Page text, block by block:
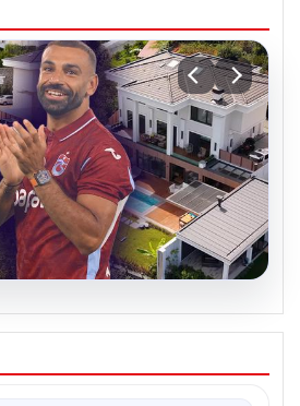
yaşayacağı lüks
yok yok…